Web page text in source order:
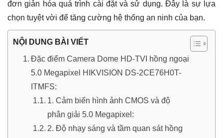
đơn giản hóa quá trình cài đặt và sử dụng. Đây là sự lựa
chọn tuyệt vời để tăng cường hệ thống an ninh của bạn.
NỘI DUNG BÀI VIẾT
Đặc điểm Camera Dome HD-TVI hồng ngoại
5.0 Megapixel HIKVISION DS-2CE76H0T-
ITMFS:
1. Cảm biến hình ảnh CMOS và độ
phân giải 5.0 Megapixel:
2. Độ nhạy sáng và tầm quan sát hồng